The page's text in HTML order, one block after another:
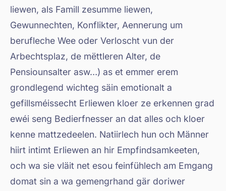
liewen, als Famill zesumme liewen,
Gewunnechten, Konflikter, Aennerung um
berufleche Wee oder Verloscht vun der
Arbechtsplaz, de mëttleren Alter, de
Pensiounsalter asw…) as et emmer erem
grondlegend wichteg säin emotionalt a
gefillsméissecht Erliewen kloer ze erkennen grad
ewéi seng Bedierfnesser an dat alles och kloer
kenne mattzedeelen. Natiirlech hun och Männer
hiirt intimt Erliewen an hir Empfindsamkeeten,
och wa sie vläit net esou feinfühlech am Emgang
domat sin a wa gemengrhand gär doriwer